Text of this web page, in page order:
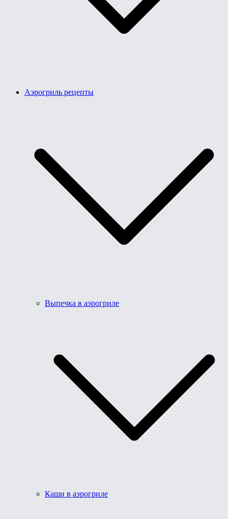
Аэрогриль рецепты
Выпечка в аэрогриле
Каши в аэрогриле